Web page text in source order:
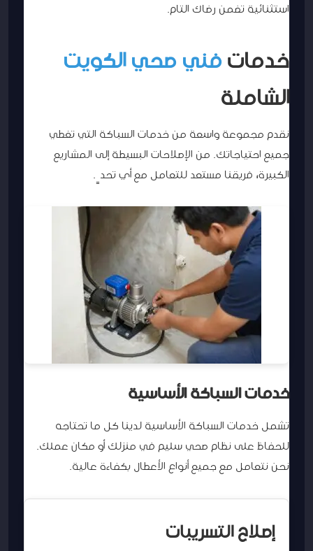
استثنائية تضمن رضاك التام.
خدماتفني صحي الكويت
الشاملة
نقدم مجموعة واسعة من خدمات السباكة التي تغطي
جميع احتياجاتك. من الإصلاحات البسيطة إلى المشاريع
الكبيرة، فريقنا مستعد للتعامل مع أي تحدٍ.
خدمات السباكة الأساسية
تشمل خدمات السباكة الأساسية لدينا كل ما تحتاجه
للحفاظ على نظام صحي سليم في منزلك أو مكان عملك.
نحن نتعامل مع جميع أنواع الأعطال بكفاءة عالية.
إصلاح التسريبات